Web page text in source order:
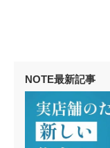
NOTE最新記事